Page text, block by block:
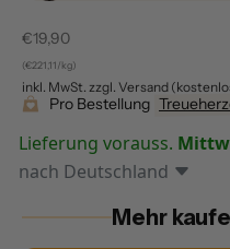
Verkaufspreis
€19,90
(€221,11/kg)
inkl. MwSt. zzgl. Versand
Pro Bestellung
Lieferung vorauss.
nach Deutschland
Mehr